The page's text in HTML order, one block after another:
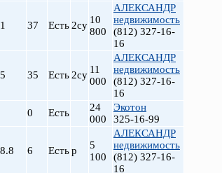
37 Есть 2су 10
800
АЛЕКСАНДР
недвижимость
(812) 327-16-
16
35 Есть 2су 11
000
АЛЕКСАНДР
недвижимость
(812) 327-16-
16
0 Есть
24
000
Экотон
325-16-99
6 Естьр
5
100
АЛЕКСАНДР
недвижимость
(812) 327-16-
16